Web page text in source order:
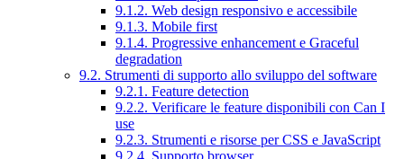
9.1.2. Web design responsivo e accessibile
9.1.3. Mobile first
9.1.4. Progressive enhancement e Graceful
degradation
9.2. Strumenti di supporto allo sviluppo del software
9.2.1. Feature detection
9.2.2. Verificare le feature disponibili con Can I
use
9.2.3. Strumenti e risorse per CSS e JavaScript
9.2.4. Supporto browser